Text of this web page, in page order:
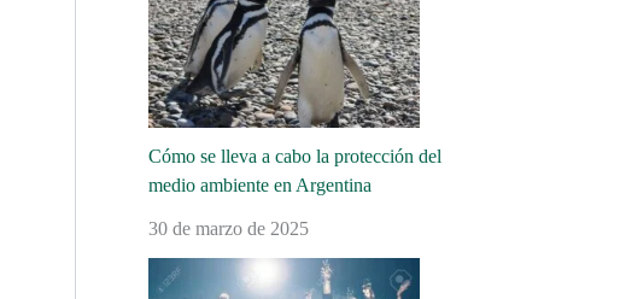
Cómo se lleva a cabo la protección del
medio ambiente en Argentina
30 de marzo de 2025